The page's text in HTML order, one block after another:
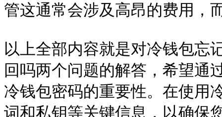
管这通常会涉及高昂的费用，
以上全部内容就是对冷钱包忘
回吗两个问题的解答，希望通
冷钱包密码的重要性。在使用
词和私钥等关键信息，以确保